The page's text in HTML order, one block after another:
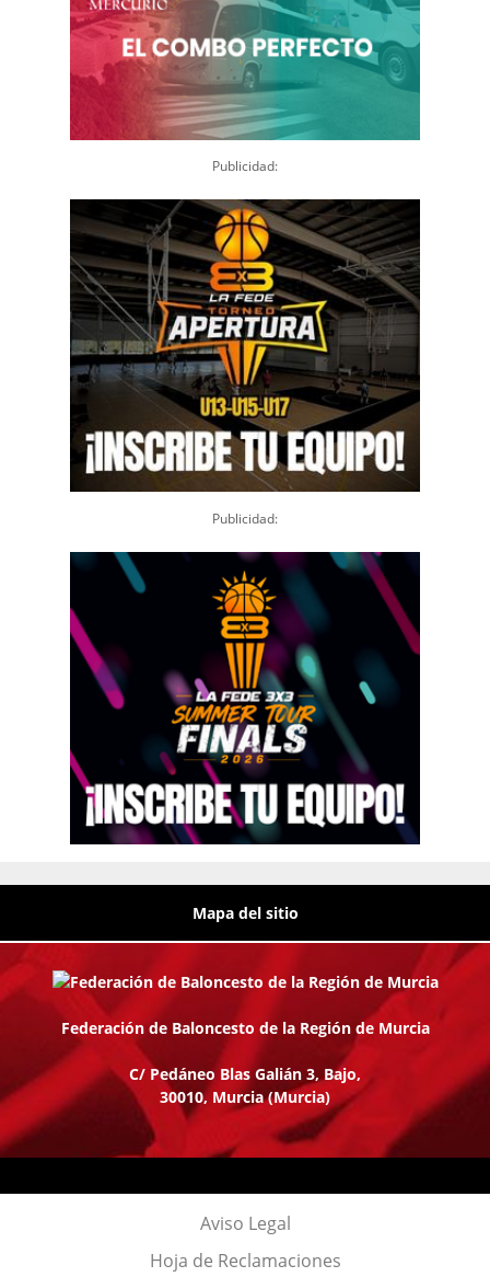
Publicidad:
Publicidad:
Mapa del sitio
Federación de Baloncesto de la Región de Murcia
C/ Pedáneo Blas Galián 3, Bajo,
30010, Murcia (Murcia)
Aviso Legal
Hoja de Reclamaciones